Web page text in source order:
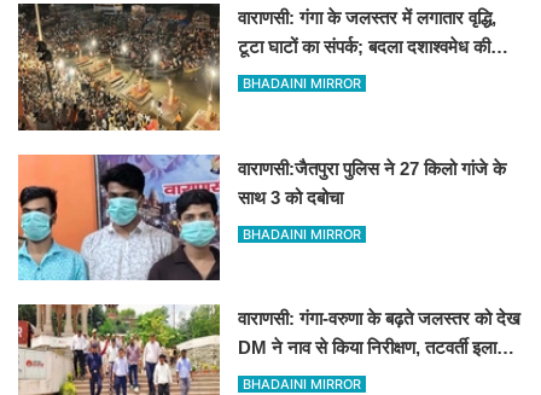
वाराणसी: गंगा के जलस्तर में लगातार वृद्धि,
टूटा घाटों का संपर्क; बदला दशाश्वमेध की
विश्वप्रसिद्ध महाआरती का स्थान
BHADAINI MIRROR
वाराणसी:जैतपुरा पुलिस ने 27 किलो गांजे के
साथ 3 को दबोचा
BHADAINI MIRROR
वाराणसी: गंगा-वरुणा के बढ़ते जलस्तर को देख
DM ने नाव से किया निरीक्षण, तटवर्ती इलाकों
के लिए अलर्ट जारी
BHADAINI MIRROR